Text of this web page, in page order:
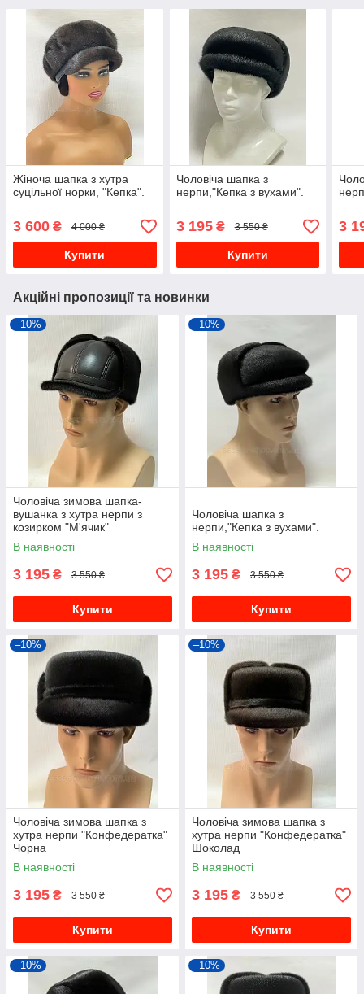
Жіноча шапка з хутра
суцільної норки, "Кепка".
3 600 ₴ 4 000 ₴
Купити
Чоловіча шапка з
нерпи,"Кепка з вухами".
3 195₴ 3 550 ₴
Купити
3
Акційні пропозиції та новинки
–10%
Чоловіча зимова шапка-
вушанка з хутра нерпи з
козирком "М'ячик"
В наявності
3 195 ₴ 3 550 ₴
Купити
–10%
Чоловіча шапка з
нерпи,"Кепка з вухами".
В наявності
3 195 ₴ 3 550 ₴
Купити
–10%
Чоловіча зимова шапка з
хутра нерпи "Конфедератка"
Чорна
В наявності
3 195 ₴ 3 550 ₴
Купити
–10%
Чоловіча зимова шапка з
хутра нерпи "Конфедератка"
Шоколад
В наявності
3 195 ₴ 3 550 ₴
Купити
–10% –10%